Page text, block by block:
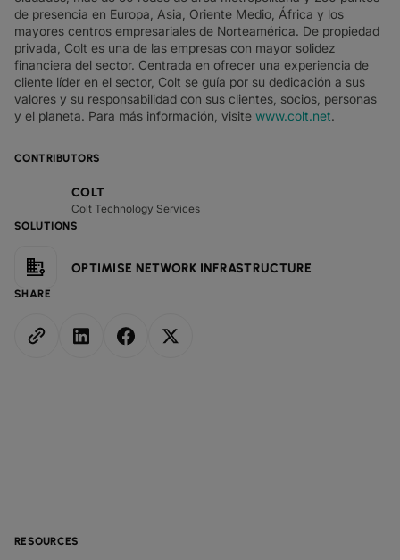
CONTRIBUTORS
COLT
Colt Technology Services
SOLUTIONS
OPTIMISE NETWORK INFRASTRUCTURE
SHARE
de presencia en Europa, Asia, Oriente Medio, África y los
mayores centros empresariales de Norteamérica. De propiedad
privada, Colt es una de las empresas con mayor solidez
financiera del sector. Centrada en ofrecer una experiencia de
cliente líder en el sector, Colt se guía por su dedicación a sus
valores y su responsabilidad con sus clientes, socios, personas
y el planeta. Para más información, visite www.colt.net.
RESOURCES